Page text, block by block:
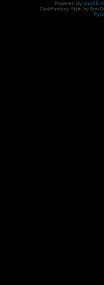
Powered by phpBB
DarkFantasy Style by Arm